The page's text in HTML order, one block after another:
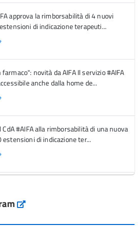
approva la rimborsabilità di 4 nuovi
di indicazione terapeuti...
farmaco": novità da AIFA Il servizio #AIFA
anche dalla home de...
CdA #AIFA alla rimborsabilità di una nuova
estensioni di indicazione ter...
Instagram